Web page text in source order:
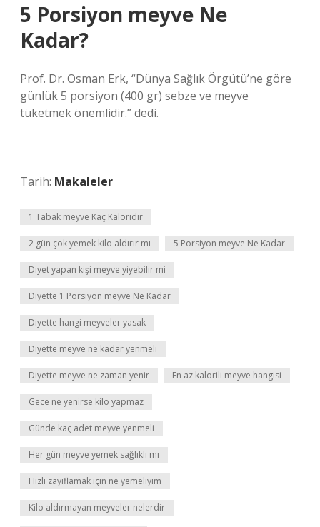
5 Porsiyon meyve Ne
Kadar?
Prof. Dr. Osman Erk, “Dünya Sağlık Örgütü’ne göre
günlük 5 porsiyon (400 gr) sebze ve meyve
tüketmek önemlidir.” dedi.
Tarih: Makaleler
1 Tabak meyve Kaç Kaloridir
2 gün çok yemek kilo aldırır mı 5 Porsiyon meyve Ne Kadar
Diyet yapan kişi meyve yiyebilir mi
Diyette 1 Porsiyon meyve Ne Kadar
Diyette hangi meyveler yasak
Diyette meyve ne kadar yenmeli
Diyette meyve ne zaman yenir En az kalorili meyve hangisi
Gece ne yenirse kilo yapmaz
Günde kaç adet meyve yenmeli
Her gün meyve yemek sağlıklı mı
Hızlı zayıflamak için ne yemeliyim
Kilo aldırmayan meyveler nelerdir